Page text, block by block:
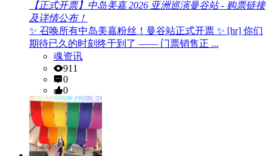
【正式开票】中岛美嘉 2026 亚洲巡演曼谷站 - 购票链接
及详情公布！
✨ 召唤所有中岛美嘉粉丝！曼谷站正式开票 ✨ [hr] 你们
期待已久的时刻终于到了 —— 门票销售正 ...
魂资讯
911
0
0